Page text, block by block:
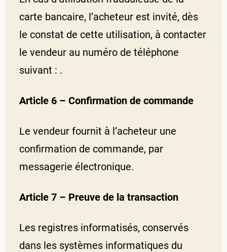
carte bancaire, l’acheteur est invité, dès
le constat de cette utilisation, à contacter
le vendeur au numéro de téléphone
suivant : .
Article 6 – Confirmation de commande
Le vendeur fournit à l’acheteur une
confirmation de commande, par
messagerie électronique.
Article 7 – Preuve de la transaction
Les registres informatisés, conservés
dans les systèmes informatiques du